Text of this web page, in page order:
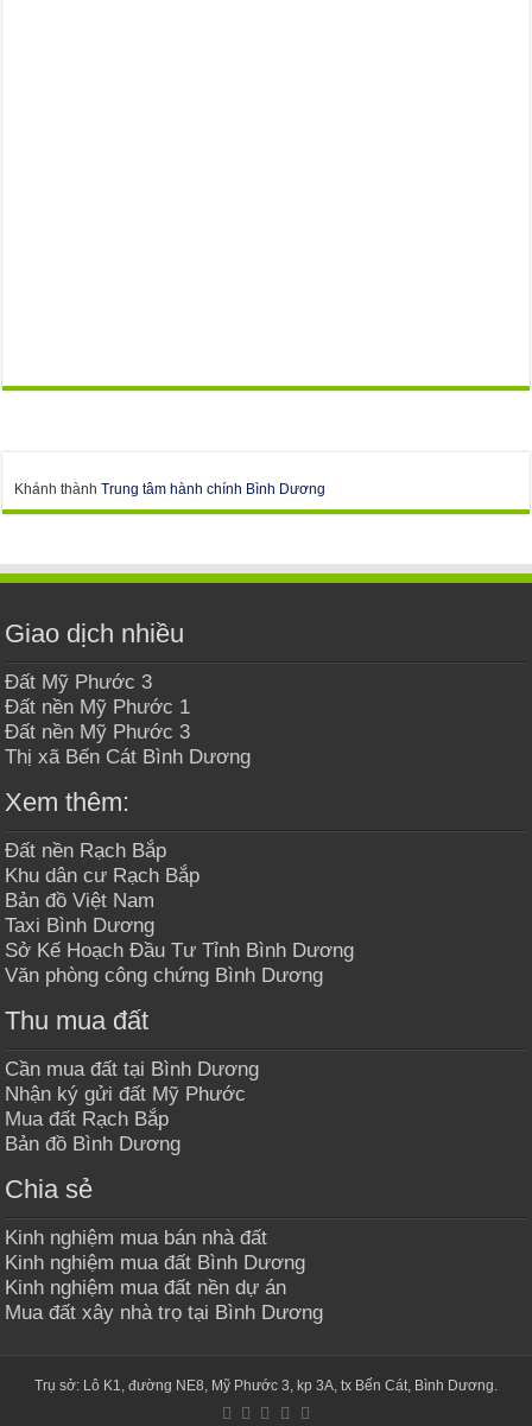
Khánh thànhTrung tâm hành chính Bình Dương
Giao dịch nhiều
Đất Mỹ Phước 3
Đất nền Mỹ Phước 1
Đất nền Mỹ Phước 3
Thị xã Bến Cát Bình Dương
Xem thêm:
Đất nền Rạch Bắp
Khu dân cư Rạch Bắp
Bản đồ Việt Nam
Taxi Bình Dương
Sở Kế Hoạch Đầu Tư Tỉnh Bình Dương
Văn phòng công chứng Bình Dương
Thu mua đất
Cần mua đất tại Bình Dương
Nhận ký gửi đất Mỹ Phước
Mua đất Rạch Bắp
Bản đồ Bình Dương
Chia sẻ
Kinh nghiệm mua bán nhà đất
Kinh nghiệm mua đất Bình Dương
Kinh nghiệm mua đất nền dự án
Mua đất xây nhà trọ tại Bình Dương
Trụ sở: Lô K1, đường NE8, Mỹ Phước 3, kp 3A, tx Bến Cát, Bình Dương.